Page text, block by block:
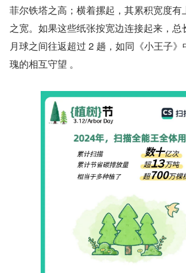
菲尔铁塔之高；横着摞起，其累积宽度有
之宽。如果这些纸张按宽边连接起来，总
月球之间往返超过 2 趟，如同《小王子
瑰的相互守望 。